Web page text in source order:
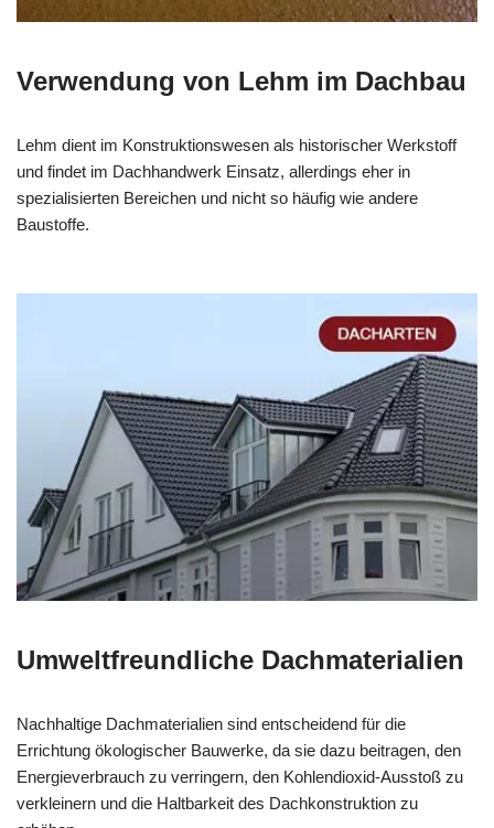
Verwendung von Lehm im Dachbau
Lehm dient im Konstruktionswesen als historischer Werkstoff
und findet im Dachhandwerk Einsatz, allerdings eher in
spezialisierten Bereichen und nicht so häufig wie andere
Baustoffe.
Umweltfreundliche Dachmaterialien
Nachhaltige Dachmaterialien sind entscheidend für die
Errichtung ökologischer Bauwerke, da sie dazu beitragen, den
Energieverbrauch zu verringern, den Kohlendioxid-Ausstoß zu
verkleinern und die Haltbarkeit des Dachkonstruktion zu